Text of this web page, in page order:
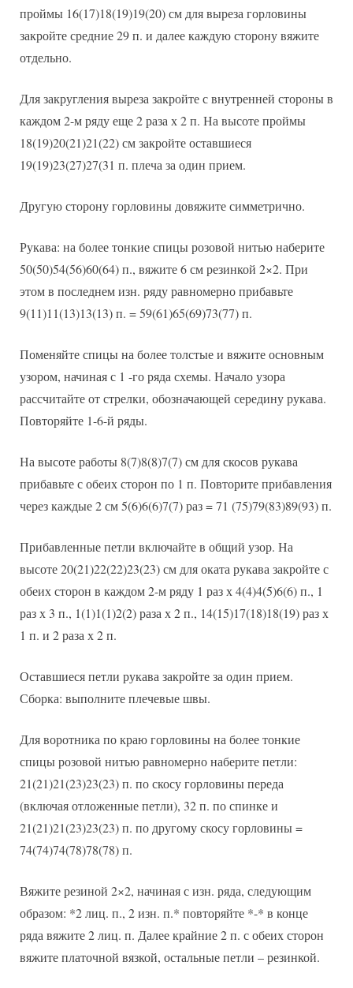
проймы 16(17)18(19)19(20) см для выреза горловины
закройте средние 29 п. и далее каждую сторону вяжите
отдельно.
Для закругления выреза закройте с внутренней стороны в
каждом 2-м ряду еще 2 раза х 2 п. На высоте проймы
18(19)20(21)21(22) см закройте оставшиеся
19(19)23(27)27(31 п. плеча за один прием.
Другую сторону горловины довяжите симметрично.
Рукава: на более тонкие спицы розовой нитью наберите
50(50)54(56)60(64) п., вяжите 6 см резинкой 2×2. При
этом в последнем изн. ряду равномерно прибавьте
9(11)11(13)13(13) п. = 59(61)65(69)73(77) п.
Поменяйте спицы на более толстые и вяжите основным
узором, начиная с 1 -го ряда схемы. Начало узора
рассчитайте от стрелки, обозначающей середину рукава.
Повторяйте 1-6-й ряды.
На высоте работы 8(7)8(8)7(7) см для скосов рукава
прибавьте с обеих сторон по 1 п. Повторите прибавления
через каждые 2 см 5(6)6(6)7(7) раз = 71 (75)79(83)89(93) п.
Прибавленные петли включайте в общий узор. На
высоте 20(21)22(22)23(23) см для оката рукава закройте с
обеих сторон в каждом 2-м ряду 1 раз х 4(4)4(5)6(6) п., 1
раз х 3 п., 1(1)1(1)2(2) раза х 2 п., 14(15)17(18)18(19) раз х
1 п. и 2 раза х 2 п.
Оставшиеся петли рукава закройте за один прием.
Сборка: выполните плечевые швы.
Для воротника по краю горловины на более тонкие
спицы розовой нитью равномерно наберите петли:
21(21)21(23)23(23) п. по скосу горловины переда
(включая отложенные петли), 32 п. по спинке и
21(21)21(23)23(23) п. по другому скосу горловины =
74(74)74(78)78(78) п.
Вяжите резиной 2×2, начиная с изн. ряда, следующим
образом: *2 лиц. п., 2 изн. п.* повторяйте *-* в конце
ряда вяжите 2 лиц. п. Далее крайние 2 п. с обеих сторон
вяжите платочной вязкой, остальные петли – резинкой.